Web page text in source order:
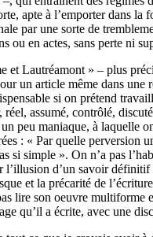
apte à l’emporter dans
par une sorte de
ou en actes, sans perte ni
et Lautréamont » – plus
un article même dans
si on prétend
assumé, contrôlé,
peu maniaque, à laquelle
: « Par quelle
si simple ». On n’a pas
d’un savoir
et la précarité de
lire son oeuvre
qu’il a écrite, avec une